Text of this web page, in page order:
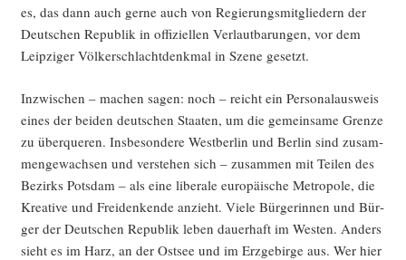
es, das dann auch ger­ne auch von Regie­rungs­mit­glie­dern der
Deut­schen Repu­blik in offi­zi­el­len Ver­laut­ba­run­gen, vor dem
Leip­zi­ger Völ­ker­schlacht­denk­mal in Sze­ne gesetzt.
Inzwi­schen – machen sagen: noch – reicht ein Per­so­nal­aus­weis
eines der bei­den deut­schen Staa­ten, um die gemein­sa­me Gren­ze
zu über­que­ren. Ins­be­son­de­re West­ber­lin und Ber­lin sind zusam­
men­ge­wach­sen und ver­ste­hen sich – zusam­men mit Tei­len des
Bezirks Pots­dam – als eine libe­ra­le euro­päi­sche Metro­po­le, die
Krea­ti­ve und Frei­den­ken­de anzieht. Vie­le Bür­ge­rin­nen und Bür­
ger der Deut­schen Repu­blik leben dau­er­haft im Wes­ten. Anders
sieht es im Harz, an der Ost­see und im Erz­ge­bir­ge aus. Wer hier